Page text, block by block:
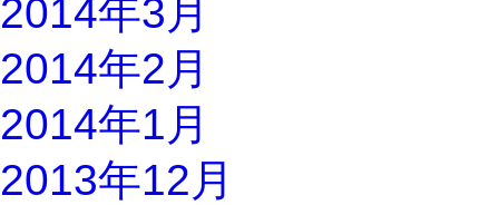
2014年3月
2014年2月
2014年1月
2013年12月